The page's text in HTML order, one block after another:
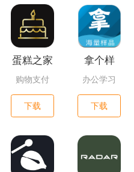
蛋糕之家
购物支付
下载
拿个样
办公学习
下载